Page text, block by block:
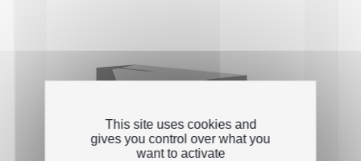
This site uses cookies and
gives you control over what you
want to activate